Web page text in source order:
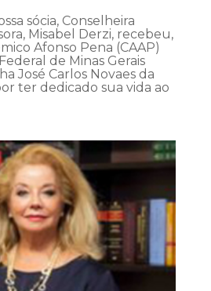
sócia, Conselheira
Misabel Derzi, recebeu,
Afonso Pena (CAAP)
de Minas Gerais
José Carlos Novaes da
ter dedicado sua vida ao